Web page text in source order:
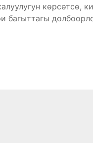
көрсөтсө,
багыттагы